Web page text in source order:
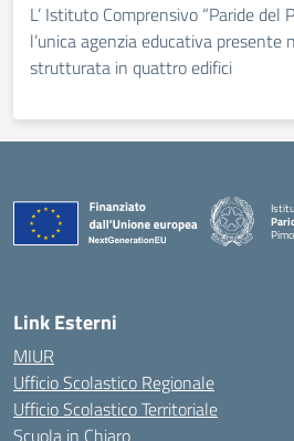
L’ Istituto Comprensivo “Paride del
l’unica agenzia educativa presente
strutturata in quattro edifici
Link Esterni
MIUR
Ufficio Scolastico Regionale
Ufficio Scolastico Territoriale
Scuola in Chiaro